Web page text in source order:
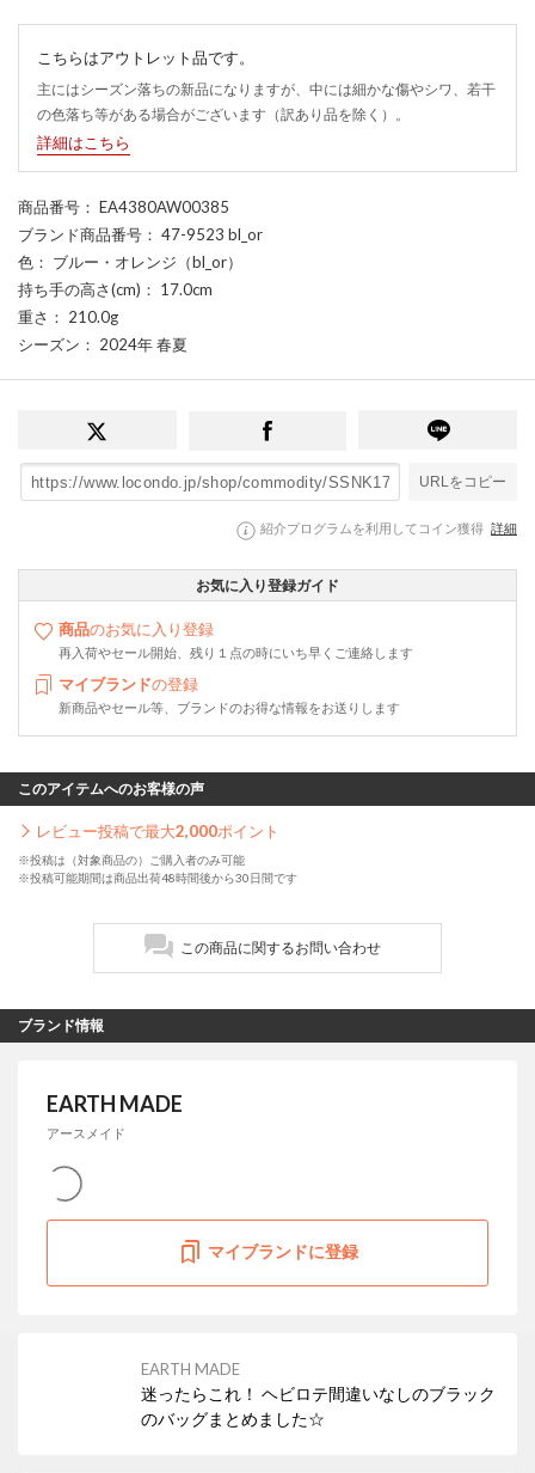
こちらはアウトレット品です。
主にはシーズン落ちの新品になりますが、中には細かな傷やシワ、若干
の色落ち等がある場合がございます（訳あり品を除く）。
詳細はこちら
商品番号 ： EA4380AW00385
ブランド商品番号 ： 47-9523 bl_or
色 ： ブルー・オレンジ（bl_or）
持ち手の高さ(cm) ： 17.0cm
重さ ： 210.0g
シーズン ： 2024年 春夏
URLをコピー
紹介プログラムを利用してコイン獲得 詳細
お気に入り登録ガイド
商品のお気に入り登録
再入荷やセール開始、残り１点の時にいち早くご連絡します
マイブランドの登録
新商品やセール等、ブランドのお得な情報をお送りします
このアイテムへのお客様の声
レビュー投稿で最大2,000ポイント
※投稿は（対象商品の）ご購入者のみ可能
※投稿可能期間は商品出荷48時間後から30日間です
この商品に関するお問い合わせ
ブランド情報
EARTH MADE
アースメイド
マイブランドに登録
EARTH MADE
迷ったらこれ！ ヘビロテ間違いなしのブラック
のバッグまとめました☆